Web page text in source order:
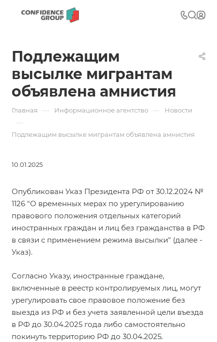
Подлежащим
высылке мигрантам
объявлена амнистия
Главная — Информационное агентство — Новости
—
Подлежащим высылке мигрантам объявлена амнистия
10.01.2025
Опубликован Указ Президента РФ от 30.12.2024 №
1126 "О временных мерах по урегулированию
правового положения отдельных категорий
иностранных граждан и лиц без гражданства в РФ
в связи с применением режима высылки" (далее -
Указ).
Согласно Указу, иностранные граждане,
включенные в реестр контролируемых лиц, могут
урегулировать свое правовое положение без
выезда из РФ и без учета заявленной цели въезда
в РФ до 30.04.2025 года либо самостоятельно
покинуть территорию РФ до 30.04.2025.